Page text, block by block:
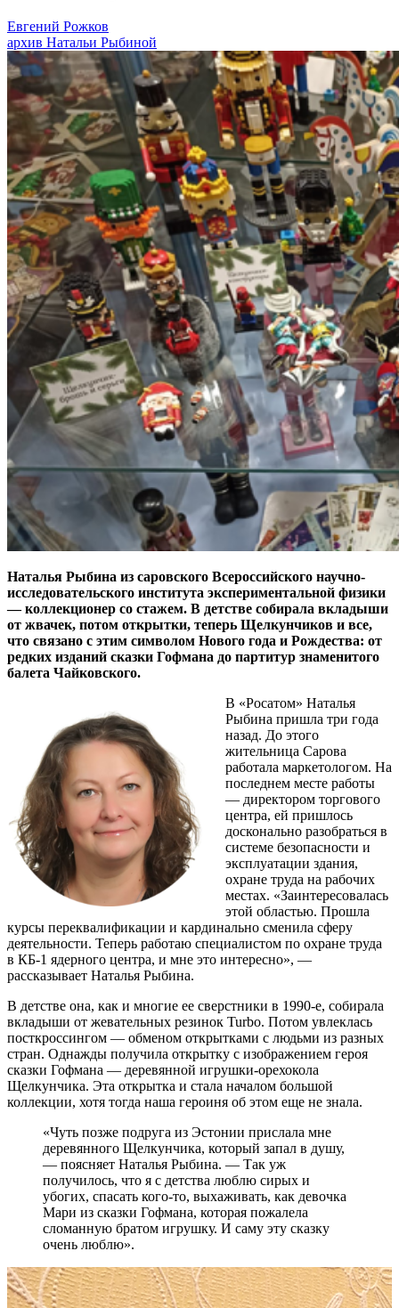
Евгений Рожков
архив Натальи Рыбиной
Наталья Рыбина из саровского Всероссийского научно-
исследовательского института экспериментальной физики
— коллекционер со стажем. В детстве собирала вкладыши
от жвачек, потом открытки, теперь Щелкунчиков и все,
что связано с этим символом Нового года и Рождества: от
редких изданий сказки Гофмана до партитур знаменитого
балета Чайковского.
В «Росатом» Наталья
Рыбина пришла три года
назад. До этого
жительница Сарова
работала маркетологом. На
последнем месте работы
— директором торгового
центра, ей пришлось
досконально разобраться в
системе безопасности и
эксплуатации здания,
охране труда на рабочих
местах. «Заинтересовалась
этой областью. Прошла
курсы переквалификации и кардинально сменила сферу
деятельности. Теперь работаю специалистом по охране труда
в КБ-1 ядерного центра, и мне это интересно», —
рассказывает Наталья Рыбина.
В детстве она, как и многие ее сверстники в 1990-е, собирала
вкладыши от жевательных резинок Turbo. Потом увлеклась
посткроссингом — обменом открытками с людьми из разных
стран. Однажды получила открытку с изображением героя
сказки Гофмана — деревянной игрушки-орехокола
Щелкунчика. Эта открытка и стала началом большой
коллекции, хотя тогда наша героиня об этом еще не знала.
«Чуть позже подруга из Эстонии прислала мне
деревянного Щелкунчика, который запал в душу,
— поясняет Наталья Рыбина. — Так уж
получилось, что я с детства люблю сирых и
убогих, спасать кого-то, выхаживать, как девочка
Мари из сказки Гофмана, которая пожалела
сломанную братом игрушку. И саму эту сказку
очень люблю».